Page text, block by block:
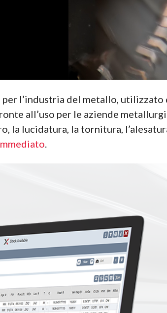
per l’industria del metallo,
all’uso per le aziende
la lucidatura, la tornitura,
.